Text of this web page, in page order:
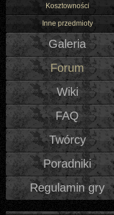
Kosztowności
Inne przedmioty
Galeria
Forum
Wiki
FAQ
Twórcy
Poradniki
Regulamin gry